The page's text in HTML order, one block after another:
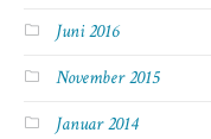
Juni 2016
November 2015
Januar 2014